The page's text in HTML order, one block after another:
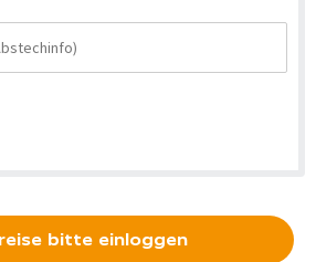
bitte einloggen